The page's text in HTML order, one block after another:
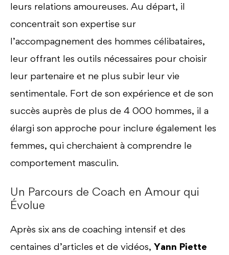
leurs relations amoureuses. Au départ, il
concentrait son expertise sur
l’accompagnement des hommes célibataires,
leur offrant les outils nécessaires pour choisir
leur partenaire et ne plus subir leur vie
sentimentale. Fort de son expérience et de son
succès auprès de plus de 4 000 hommes, il a
élargi son approche pour inclure également les
femmes, qui cherchaient à comprendre le
comportement masculin.
Un Parcours de Coach en Amour qui
Évolue
Après six ans de coaching intensif et des
centaines d’articles et de vidéos, Yann Piette